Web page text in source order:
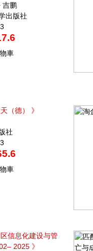
吉鹏
出版社
車
（德） 》
社
車
区信息化建设与管
2025 》